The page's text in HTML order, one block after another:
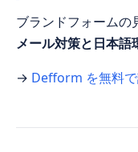
ブランドフォームの
メール対策と日本語
→ Defform を無料